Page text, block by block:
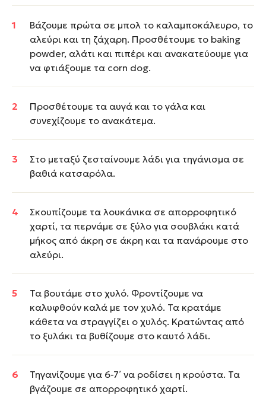
Βάζουμε πρώτα σε μπολ το καλαμποκάλευρο, το
αλεύρι και τη ζάχαρη. Προσθέτουμε το baking
powder, αλάτι και πιπέρι και ανακατεύουμε για
να φτιάξουμε τα corn dog.
Προσθέτουμε τα αυγά και το γάλα και
συνεχίζουμε το ανακάτεμα.
Στο μεταξύ ζεσταίνουμε λάδι για τηγάνισμα σε
βαθιά κατσαρόλα.
Σκουπίζουμε τα λουκάνικα σε απορροφητικό
χαρτί, τα περνάμε σε ξύλο για σουβλάκι κατά
μήκος από άκρη σε άκρη και τα πανάρουμε στο
αλεύρι.
Τα βουτάμε στο χυλό. Φροντίζουμε να
καλυφθούν καλά με τον χυλό. Τα κρατάμε
κάθετα να στραγγίζει ο χυλός. Κρατώντας από
το ξυλάκι τα βυθίζουμε στο καυτό λάδι.
Τηγανίζουμε για 6-7΄ να ροδίσει η κρούστα. Τα
βγάζουμε σε απορροφητικό χαρτί.